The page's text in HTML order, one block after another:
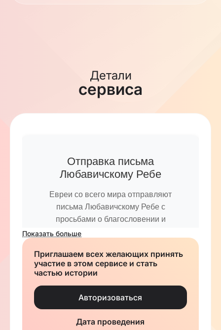
Детали
сервиса
Отправка письма
Любавичскому Ребе
Евреи со всего мира отправляют
письма Любавичскому Ребе с
просьбами о благословении и
поддержке. Теперь вы можете сделать
Что входит в услугу:
на русском или иврите
текста письма
Показать больше
Приглашаем всех желающих принять
участие в этом сервисе и стать
частью истории
Авторизоваться
Дата проведения